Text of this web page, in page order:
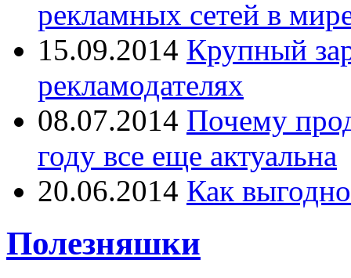
рекламных сетей в
15.09.2014 Крупный
рекламодателях
08.07.2014 Почему
году все еще актуальна
20.06.2014 Как
Полезняшки